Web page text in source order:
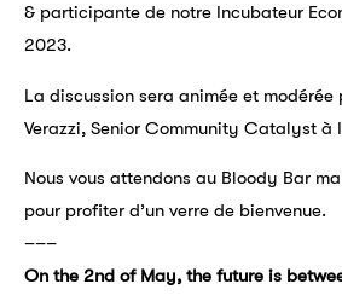
& participante de notre Incubateur
2023.
La discussion sera animée et
Verazzi, Senior Community Catalyst à
Nous vous attendons au Bloody Bar
pour profiter d’un verre de bienvenue.
–––
On the 2nd of May, the future is